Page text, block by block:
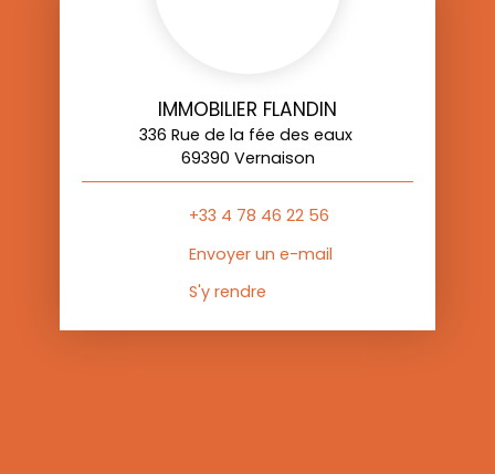
IMMOBILIER FLANDIN
336 Rue de la fée des eaux
69390 Vernaison
+33 4 78 46 22 56
Envoyer un e-mail
S'y rendre